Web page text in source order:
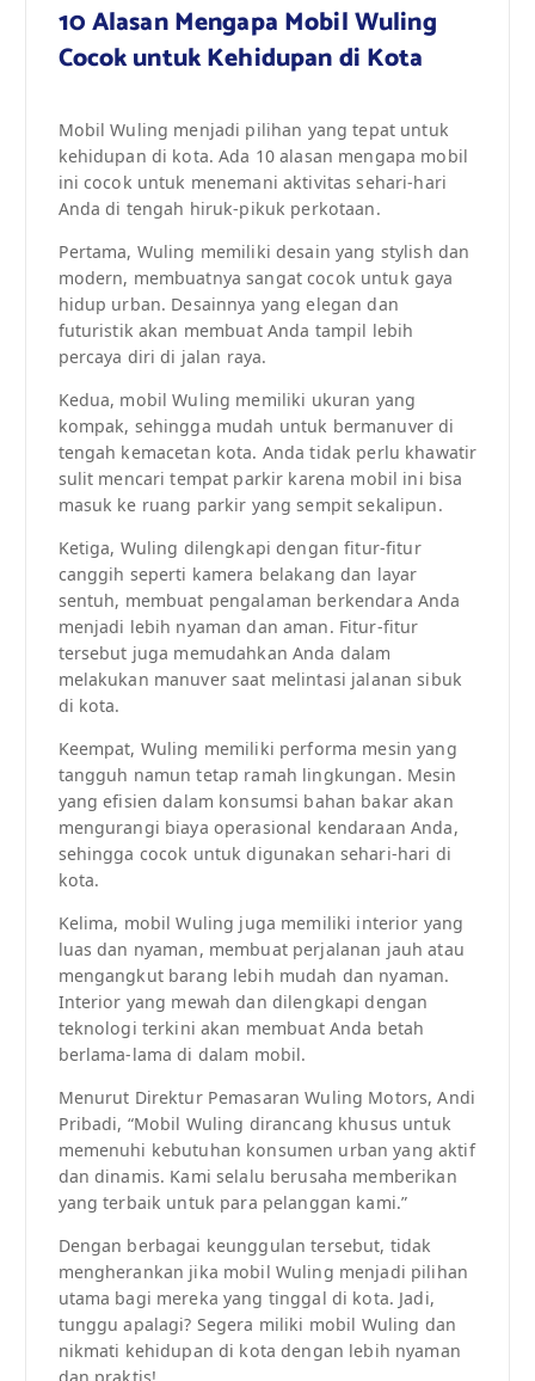
10 Alasan Mengapa Mobil Wuling
Cocok untuk Kehidupan di Kota
Mobil Wuling menjadi pilihan yang tepat untuk
kehidupan di kota. Ada 10 alasan mengapa mobil
ini cocok untuk menemani aktivitas sehari-hari
Anda di tengah hiruk-pikuk perkotaan.
Pertama, Wuling memiliki desain yang stylish dan
modern, membuatnya sangat cocok untuk gaya
hidup urban. Desainnya yang elegan dan
futuristik akan membuat Anda tampil lebih
percaya diri di jalan raya.
Kedua, mobil Wuling memiliki ukuran yang
kompak, sehingga mudah untuk bermanuver di
tengah kemacetan kota. Anda tidak perlu khawatir
sulit mencari tempat parkir karena mobil ini bisa
masuk ke ruang parkir yang sempit sekalipun.
Ketiga, Wuling dilengkapi dengan fitur-fitur
canggih seperti kamera belakang dan layar
sentuh, membuat pengalaman berkendara Anda
menjadi lebih nyaman dan aman. Fitur-fitur
tersebut juga memudahkan Anda dalam
melakukan manuver saat melintasi jalanan sibuk
di kota.
Keempat, Wuling memiliki performa mesin yang
tangguh namun tetap ramah lingkungan. Mesin
yang efisien dalam konsumsi bahan bakar akan
mengurangi biaya operasional kendaraan Anda,
sehingga cocok untuk digunakan sehari-hari di
kota.
Kelima, mobil Wuling juga memiliki interior yang
luas dan nyaman, membuat perjalanan jauh atau
mengangkut barang lebih mudah dan nyaman.
Interior yang mewah dan dilengkapi dengan
teknologi terkini akan membuat Anda betah
berlama-lama di dalam mobil.
Menurut Direktur Pemasaran Wuling Motors, Andi
Pribadi, “Mobil Wuling dirancang khusus untuk
memenuhi kebutuhan konsumen urban yang aktif
dan dinamis. Kami selalu berusaha memberikan
yang terbaik untuk para pelanggan kami.”
Dengan berbagai keunggulan tersebut, tidak
mengherankan jika mobil Wuling menjadi pilihan
utama bagi mereka yang tinggal di kota. Jadi,
tunggu apalagi? Segera miliki mobil Wuling dan
nikmati kehidupan di kota dengan lebih nyaman